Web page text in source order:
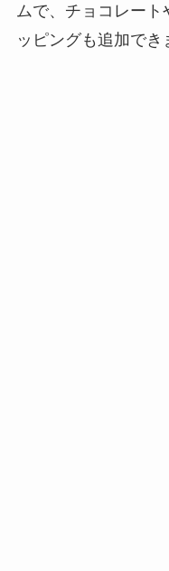
ムで、チョコレー
ッピングも追加でき